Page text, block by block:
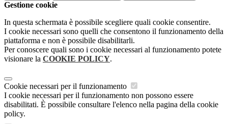
Gestione cookie
In questa schermata è possibile scegliere quali cookie consentire.
I cookie necessari sono quelli che consentono il funzionamento della
piattaforma e non è possibile disabilitarli.
Per conoscere quali sono i cookie necessari al funzionamento potete
visionare la COOKIE POLICY.
Cookie necessari per il funzionamento
I cookie necessari per il funzionamento non possono essere
disabilitati. È possibile consultare l'elenco nella pagina della cookie
policy.